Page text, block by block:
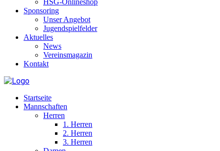
HSG-Onlineshop
Sponsoring
Unser Angebot
Jugendspielfelder
Aktuelles
News
Vereinsmagazin
Kontakt
Startseite
Mannschaften
Herren
1. Herren
2. Herren
3. Herren